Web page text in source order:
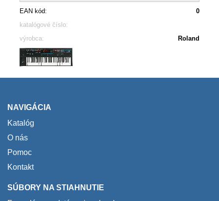
EAN kód:
0
katalógové číslo:
výrobca:
Roland
NAVIGÁCIA
Katalóg
O nás
Pomoc
Kontakt
SÚBORY NA STIAHNUTIE